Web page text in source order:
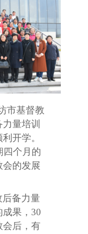
市基督教
量培训
开学。
四个月的
会的发展
备力量
果，30
会后，有